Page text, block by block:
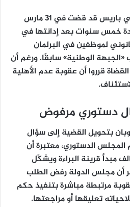
في باريس قد قضت في
31 مارس
خمس سنواتبعد إدانتها في
لموظفين في البرلمان
«الجبهة الوطنية» سابقًا. ورغم أن
قرروا أنعقوبة عدم الأهلية
دستوري مرفوض
بتحويل القضية إلىسؤال
المجلس الدستوري، معتبرة أن
مبدأ قرينة البراءةويشكّل
أن مجلس الدولة رفض الطلب
مرتبطة مباشرة بتنفيذ حكم
تعليقها أو مراجعتها.